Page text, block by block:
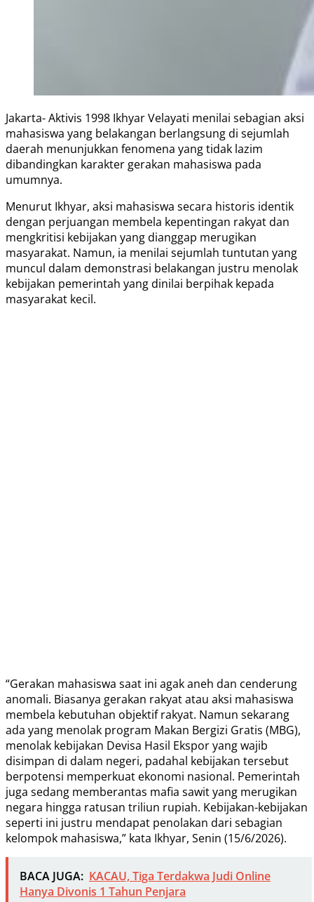
Jakarta- Aktivis 1998 Ikhyar Velayati menilai sebagian aksi
mahasiswa yang belakangan berlangsung di sejumlah
daerah menunjukkan fenomena yang tidak lazim
dibandingkan karakter gerakan mahasiswa pada
umumnya.
Menurut Ikhyar, aksi mahasiswa secara historis identik
dengan perjuangan membela kepentingan rakyat dan
mengkritisi kebijakan yang dianggap merugikan
masyarakat. Namun, ia menilai sejumlah tuntutan yang
muncul dalam demonstrasi belakangan justru menolak
kebijakan pemerintah yang dinilai berpihak kepada
masyarakat kecil.
“Gerakan mahasiswa saat ini agak aneh dan cenderung
anomali. Biasanya gerakan rakyat atau aksi mahasiswa
membela kebutuhan objektif rakyat. Namun sekarang
ada yang menolak program Makan Bergizi Gratis (MBG),
menolak kebijakan Devisa Hasil Ekspor yang wajib
disimpan di dalam negeri, padahal kebijakan tersebut
berpotensi memperkuat ekonomi nasional. Pemerintah
juga sedang memberantas mafia sawit yang merugikan
negara hingga ratusan triliun rupiah. Kebijakan-kebijakan
seperti ini justru mendapat penolakan dari sebagian
kelompok mahasiswa,” kata Ikhyar, Senin (15/6/2026).
BACA JUGA: KACAU, Tiga Terdakwa Judi Online
Hanya Divonis 1 Tahun Penjara